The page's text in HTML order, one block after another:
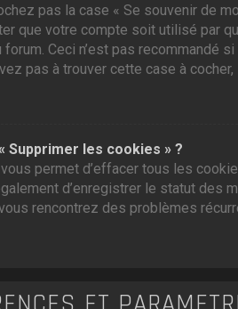
pas la case « Se souvenir de
que votre compte soit utilisé par
forum. Ceci n’est pas recommandé
pas à trouver cette case à
Supprimer les cookies » ?
permet d’effacer tous les
d’enregistrer le statut des
rencontrez des problèmes